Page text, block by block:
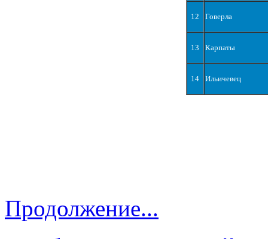
12 Говерла
13 Карпаты
14 Ильичевец
Продолжение...